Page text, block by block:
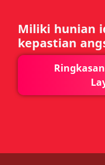
Miliki hunian
kepastian